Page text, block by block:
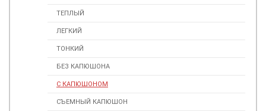
ТЕПЛЫЙ
ЛЕГКИЙ
ТОНКИЙ
БЕЗ КАПЮШОНА
С КАПЮШОНОМ
СЪЕМНЫЙ КАПЮШОН